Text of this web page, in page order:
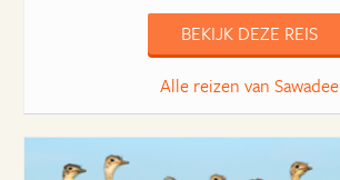
BEKIJK DEZE REIS
Alle reizen van Sawadee